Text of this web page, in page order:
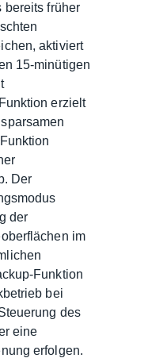
bereits früher
aktiviert
15-minütigen
erzielt
Der
der
im
Funktion
bei
des
eine
erfolgen.